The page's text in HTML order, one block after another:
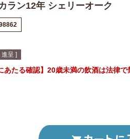
ラン12年 シェリーオーク
呈 ]
あたる確認】20歳未満の飲酒は法律で